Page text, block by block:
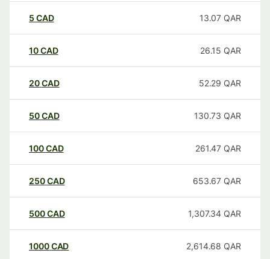
5 CAD 13.07 QAR
10CAD 26.15 QAR
20CAD 52.29 QAR
50CAD 130.73 QAR
100CAD 261.47 QAR
250CAD 653.67 QAR
500CAD 1,307.34 QAR
1000CAD 2,614.68 QAR